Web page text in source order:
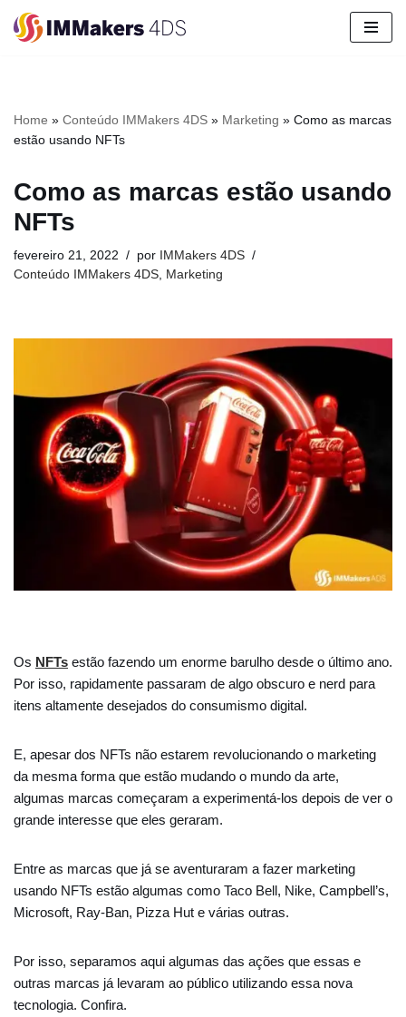
conteúdo
Home » Conteúdo IMMakers 4DS » Marketing » Como as marcas
estão usando NFTs
Como as marcas estão usando
NFTs
fevereiro 21, 2022 por IMMakers 4DS
Conteúdo IMMakers 4DS Marketing
Os NFTs estão fazendo um enorme barulho desde o último ano.
Por isso, rapidamente passaram de algo obscuro e nerd para
itens altamente desejados do consumismo digital.
E, apesar dos NFTs não estarem revolucionando o marketing
da mesma forma que estão mudando o mundo da arte,
algumas marcas começaram a experimentá-los depois de ver o
grande interesse que eles geraram.
Entre as marcas que já se aventuraram a fazer marketing
usando NFTs estão algumas como Taco Bell, Nike, Campbell’s,
Microsoft, Ray-Ban, Pizza Hut e várias outras.
Por isso, separamos aqui algumas das ações que essas e
outras marcas já levaram ao público utilizando essa nova
tecnologia. Confira.